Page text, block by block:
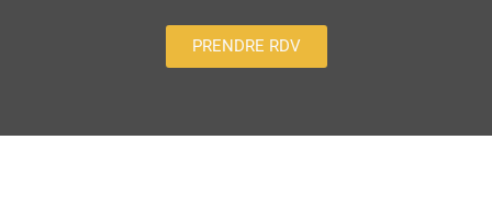
PRENDRE RDV